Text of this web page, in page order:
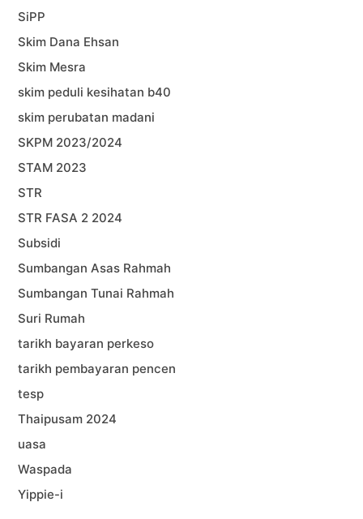
SiPP
Skim Dana Ehsan
Skim Mesra
skim peduli kesihatan b40
skim perubatan madani
SKPM 2023/2024
STAM 2023
STR
STR FASA 2 2024
Subsidi
Sumbangan Asas Rahmah
Sumbangan Tunai Rahmah
Suri Rumah
tarikh bayaran perkeso
tarikh pembayaran pencen
tesp
Thaipusam 2024
uasa
Waspada
Yippie-i